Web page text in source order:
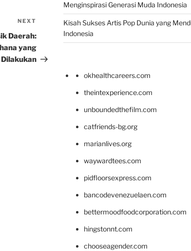
Post
NEXT
Daerah:
yang
Menginspirasi Generasi Muda Indonesia
Kisah Sukses Artis Pop Dunia yang
Indonesia
okhealthcareers.com
theintexperience.com
unboundedthefilm.com
catfriends-bg.org
marianlives.org
waywardtees.com
pidfloorsexpress.com
bancodevenezuelaen.com
bettermoodfoodcorporation.com
hingstonnt.com
chooseagender.com